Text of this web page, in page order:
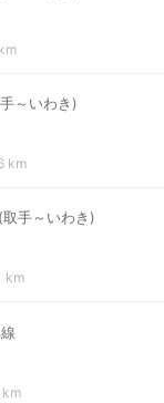
～いわき)
km
手～いわき)
km
km